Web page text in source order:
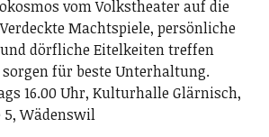
vom Volkstheater auf die
Machtspiele, persönliche
dörfliche Eitelkeiten treffen
für beste Unterhaltung.
16.00 Uhr, Kulturhalle Glärnisch,
Wädenswil